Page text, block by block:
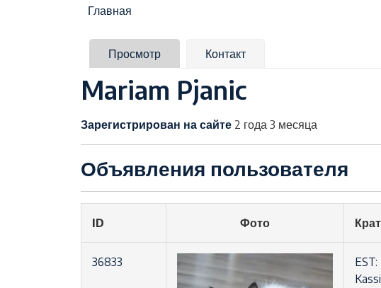
Строка навигации
Главная
Главные вкладки
Просмотр Контакт
Mariam Pjanic
Зарегистрирован на сайте 2 года 3 месяца
Объявления пользователя
ID Фото
36833